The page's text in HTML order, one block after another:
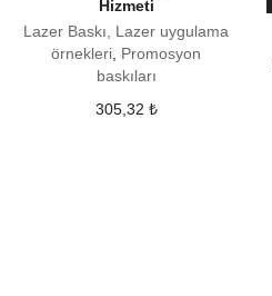
Hizmeti
Lazer Baskı, Lazer uygulama
örnekleri, Promosyon
baskıları
305,32 ₺